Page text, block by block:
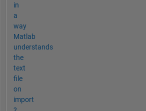
in
a
way
Matlab
understands
the
text
file
on
import